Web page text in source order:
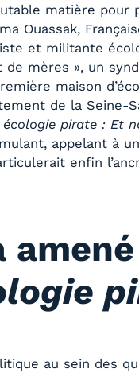
matière pour
Ouassak,
et militante
mères », un
maison
de la Seine-
écologie pirate : Et
appelant à
enﬁn
au sein des